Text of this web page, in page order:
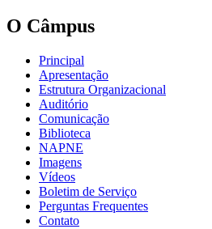
O Câmpus
Principal
Apresentação
Estrutura Organizacional
Auditório
Comunicação
Biblioteca
NAPNE
Imagens
Vídeos
Boletim de Serviço
Perguntas Frequentes
Contato